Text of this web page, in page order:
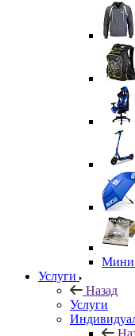
Услуги
Назад
Услуги